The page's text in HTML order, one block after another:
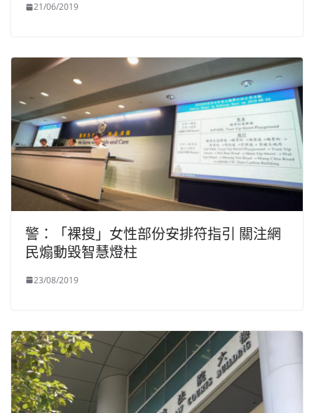
21/06/2019
警：「裸搜」女性部份安排符指引 關注網
民煽動毀智慧燈柱
23/08/2019